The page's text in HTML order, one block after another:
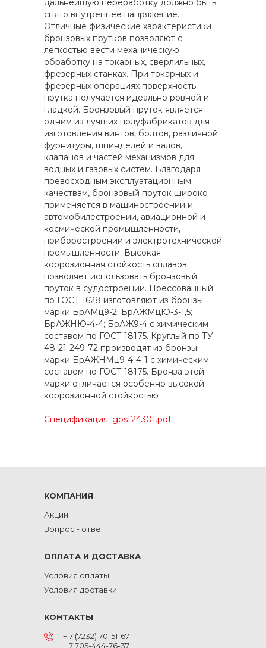
дальнейшую переработку должно быть
снято внутреннее напряжение.
Отличные физические характеристики
бронзовых прутков позволяют с
легкостью вести механическую
обработку на токарных, сверлильных,
фрезерных станках. При токарных и
фрезерных операциях поверхность
прутка получается идеально ровной и
гладкой. Бронзовый пруток является
одним из лучших полуфабрикатов для
изготовления винтов, болтов, различной
фурнитуры, шпинделей и валов,
клапанов и частей механизмов для
водных и газовых систем. Благодаря
превосходным эксплуатационным
качествам, бронзовый пруток широко
применяется в машиностроении и
автомобилестроении, авиационной и
космической промышленности,
приборостроении и электротехнической
промышленности. Высокая
коррозионная стойкость сплавов
позволяет использовать бронзовый
пруток в судостроении. Прессованный
по ГОСТ 1628 изготовляют из бронзы
марки БрАМц9-2; БрАЖМцЮ-3-1,5;
БрАЖНЮ-4-4; БрАЖ9-4 с химическим
составом по ГОСТ 18175. Круглый по ТУ
48-21-249-72 производят из бронзы
марки БрАЖНМц9-4-4-1 с химическим
составом по ГОСТ 18175. Бронза этой
марки отличается особенно высокой
коррозионной стойкостью
Спецификация: gost24301.pdf
КОМПАНИЯ
Акции
Вопрос - ответ
ОПЛАТА И ДОСТАВКА
Условия оплаты
Условия доставки
КОНТАКТЫ
+ 7 (7232) 70-51-67
+ 7 705-444-76-37